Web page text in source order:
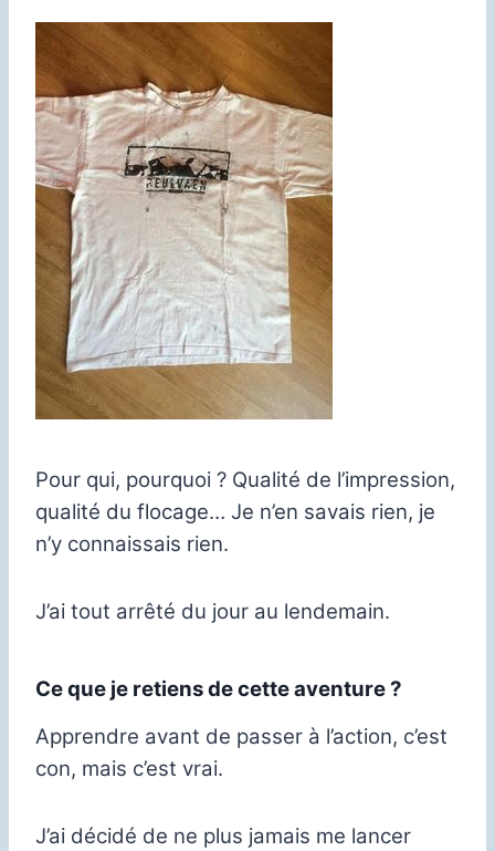
Pour qui, pourquoi ? Qualité de l’impression,
qualité du flocage… Je n’en savais rien, je
n’y connaissais rien.
J’ai tout arrêté du jour au lendemain.
Ce que je retiens de cette aventure ?
Apprendre avant de passer à l’action, c’est
con, mais c’est vrai.
J’ai décidé de ne plus jamais me lancer